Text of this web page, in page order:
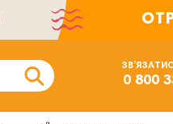
0 800